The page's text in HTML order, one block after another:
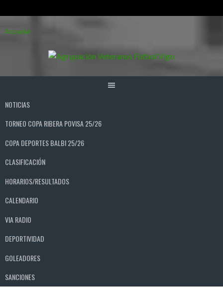
alAcceder
NOTICIAS
TORNEO COPA RIBERA POVISA 25/26
COPA DEPORTES BALBI 25/26
CLASIFICACIÓN
HORARIOS/RESULTADOS
CALENDARIO
VIA RADIO
DEPORTIVIDAD
GOLEADORES
SANCIONES